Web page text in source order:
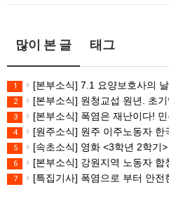
많이 본 글 태그
1 [본부소식] 7.1 요양보호사의
2 [본부소식] 원청교섭 원년. 초기업교섭 돌파! 모든 노
3 [본부소식] 폭염은 재난이다! 민주노총
4 [원주소식] 원주 이주노동자 한
5 [속초소식] 영화 <3학년 2학기
6 [본부소식] 강원지역 노동자 합
7 [특집기사] 폭염으로 부터 안전